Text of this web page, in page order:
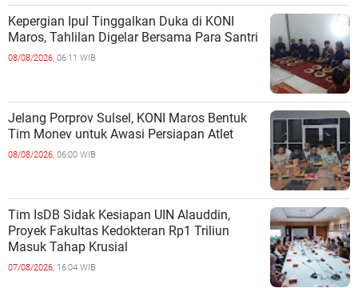
Kepergian Ipul Tinggalkan Duka di KONI
Maros, Tahlilan Digelar Bersama Para Santri
08/08/2026, 06:11 WIB
Jelang Porprov Sulsel, KONI Maros Bentuk
Tim Monev untuk Awasi Persiapan Atlet
08/08/2026, 06:00 WIB
Tim IsDB Sidak Kesiapan UIN Alauddin,
Proyek Fakultas Kedokteran Rp1 Triliun
Masuk Tahap Krusial
07/08/2026, 16:04 WIB